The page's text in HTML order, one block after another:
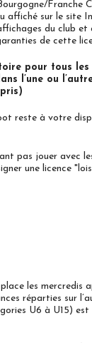
Franche
affiché sur le site
du club et
de cette
pour tous les
l’une ou
reste à votre
pas jouer avec
une licence
les mercredis
réparties sur
U6 à U15)